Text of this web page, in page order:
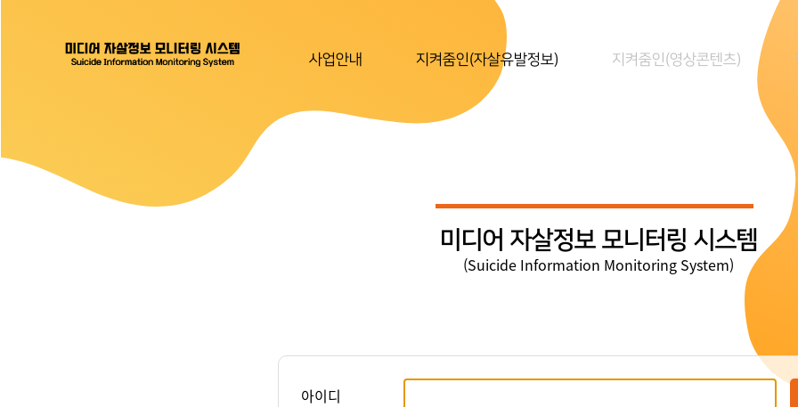
사업안내 지켜줌인(자살유발정보) 지켜줌인(영상콘텐츠)
미디어 자살정보 모니터링 시스템
(Suicide Information Monitoring System)
아이디